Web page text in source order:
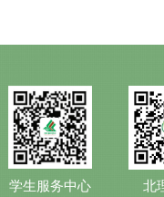
学生服务中心
北